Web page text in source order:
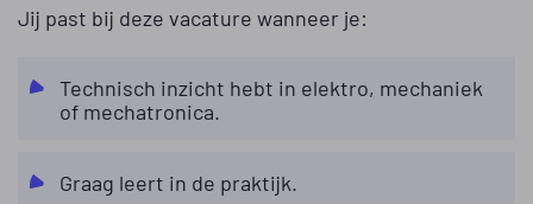
Jij past bij deze vacature wanneer je:
Technisch inzicht hebt in elektro, mechaniek
of mechatronica.
Graag leert in de praktijk.